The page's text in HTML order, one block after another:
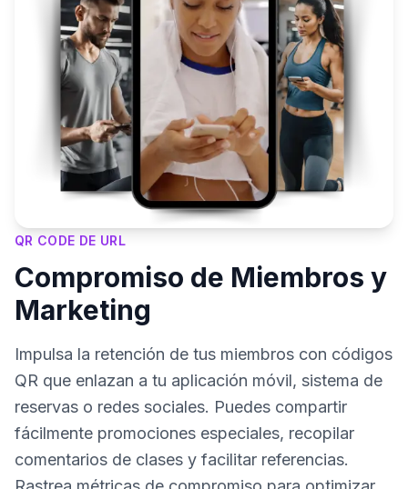
QR CODE DE URL
Compromiso de Miembros y
Marketing
Impulsa la retención de tus miembros con códigos
QR que enlazan a tu aplicación móvil, sistema de
reservas o redes sociales. Puedes compartir
fácilmente promociones especiales, recopilar
comentarios de clases y facilitar referencias.